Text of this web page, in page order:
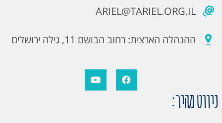
ARIEL@TARIEL.ORG.IL
ההנהלה הארצית: רחוב הבושם 11, גילה ירושלים
ניווט מהיר: